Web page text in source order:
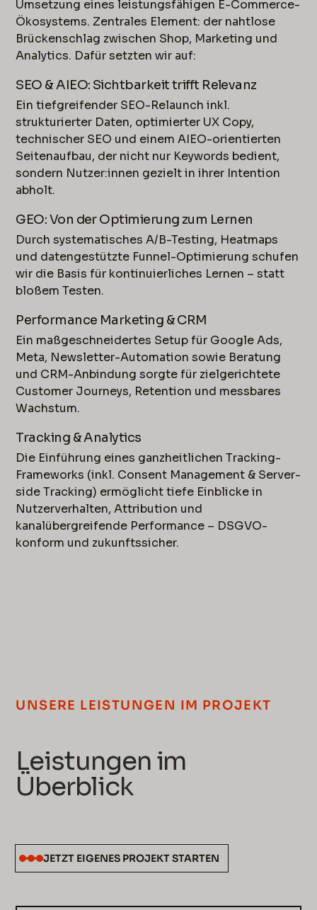
Umsetzung eines leistungsfähigen E-Commerce-
Ökosystems. Zentrales Element: der nahtlose
Brückenschlag zwischen Shop, Marketing und
Analytics. Dafür setzten wir auf:
SEO & AIEO: Sichtbarkeit trifft Relevanz
Ein tiefgreifender SEO-Relaunch inkl.
strukturierter Daten, optimierter UX Copy,
technischer SEO und einem AIEO-orientierten
Seitenaufbau, der nicht nur Keywords bedient,
sondern Nutzer:innen gezielt in ihrer Intention
abholt.
GEO: Von der Optimierung zum Lernen
Durch systematisches A/B-Testing, Heatmaps
und datengestützte Funnel-Optimierung schufen
wir die Basis für kontinuierliches Lernen – statt
bloßem Testen.
Performance Marketing & CRM
Ein maßgeschneidertes Setup für Google Ads,
Meta, Newsletter-Automation sowie Beratung
und CRM-Anbindung sorgte für zielgerichtete
Customer Journeys, Retention und messbares
Wachstum.
Tracking & Analytics
Die Einführung eines ganzheitlichen Tracking-
Frameworks (inkl. Consent Management & Server-
side Tracking) ermöglicht tiefe Einblicke in
Nutzerverhalten, Attribution und
kanalübergreifende Performance – DSGVO-
konform und zukunftssicher.
UNSERE LEISTUNGEN IM PROJEKT
Leistungen im
Überblick
JETZT EIGENES PROJEKT STARTEN